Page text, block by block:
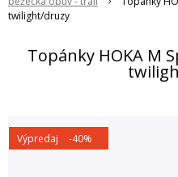
twilight/druzy
Topánky HOKA M
Výpredaj -40%